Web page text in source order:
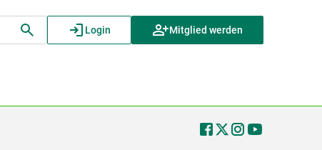
Login Mitglied werden